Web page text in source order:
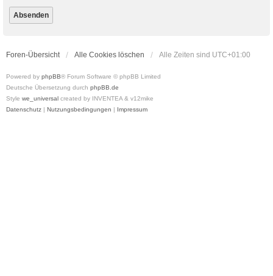
Foren-Übersicht Alle Cookies löschen Alle Zeiten sind UTC+01:00
Powered by phpBB® Forum Software © phpBB Limited
Deutsche Übersetzung durch phpBB.de
Style we_universal created by INVENTEA & v12mike
Datenschutz | Nutzungsbedingungen | Impressum